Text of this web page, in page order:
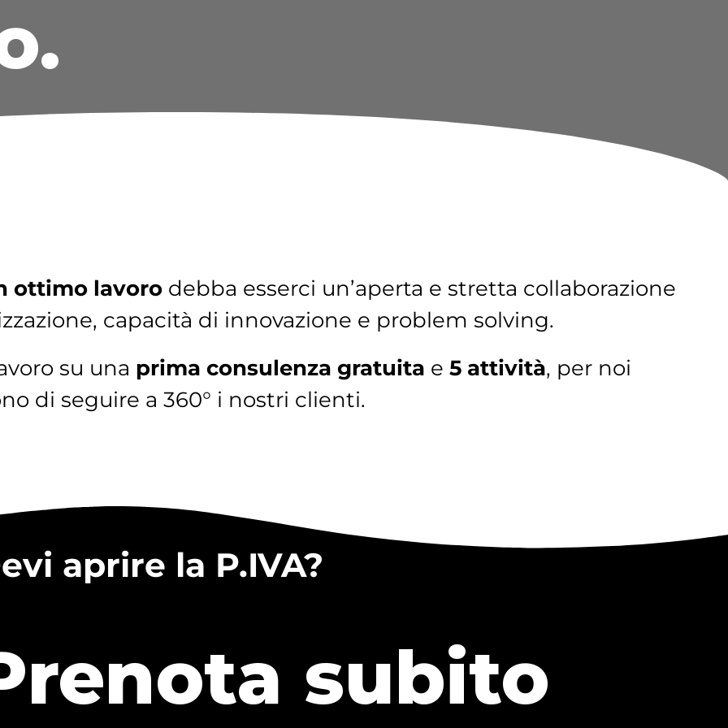
ottimo lavoro debba esserci un’aperta e stretta collaborazione
capacità di innovazione e problem solving.
su una prima consulenza gratuita e 5 attività, per noi
di seguire a 360° i nostri clienti.
aprire la P.IVA?
subito